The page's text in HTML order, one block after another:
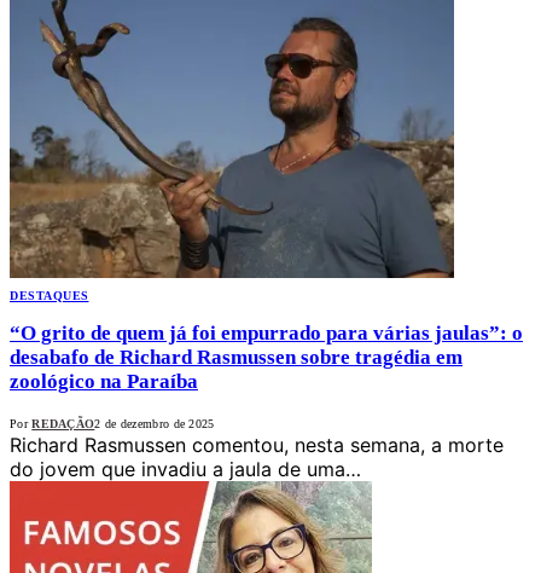
DESTAQUES
“O grito de quem já foi empurrado para várias jaulas”: o
desabafo de Richard Rasmussen sobre tragédia em
zoológico na Paraíba
Por REDAÇÃO2 de dezembro de 2025
Richard Rasmussen comentou, nesta semana, a morte
do jovem que invadiu a jaula de uma…